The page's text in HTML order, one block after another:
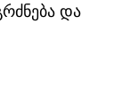
და